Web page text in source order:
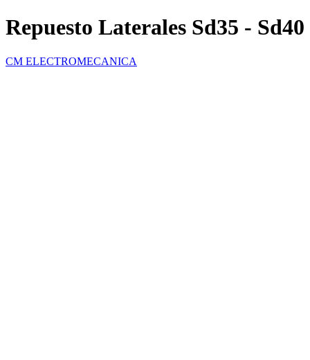
Repuesto Laterales Sd35 - Sd40
CM ELECTROMECANICA